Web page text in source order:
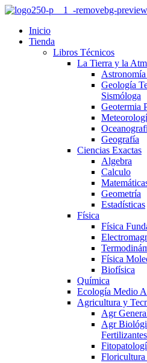
Inicio
Tienda
Libros Técnicos
La Tierra y la
Geología
Sismóloga
Geotermia
Geografía
Ciencias Exactas
Algebra
Calculo
Geometría
Estadísticas
Física
Física
Física
Biofísica
Química
Ecología Medio
Agricultura y
Agr
Agr
Fertilizantes
Floricultura